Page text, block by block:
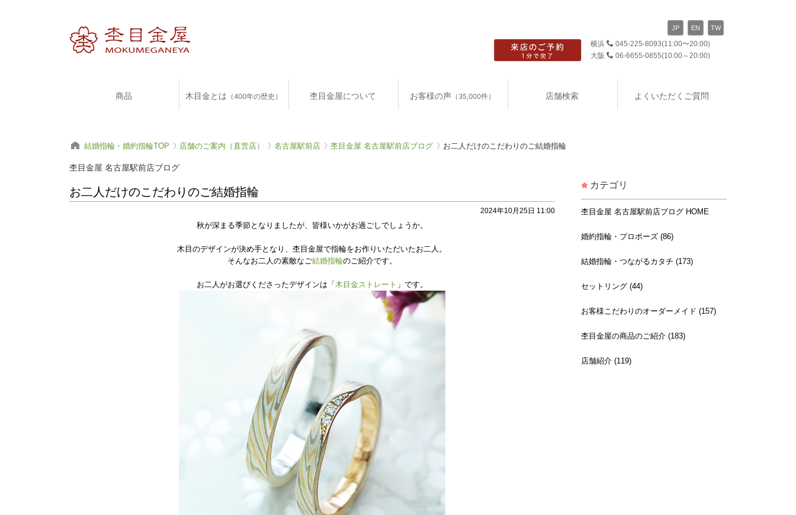
横浜 045-225-8093(11:00〜20:00)
大阪
06-6655-0855(10:00～20:00)
JP EN TW
商品 木目金とは （400年の歴史） 杢目金屋について お客様の声 （35,000件） 店舗検索 よくいただくご質問
結婚指輪・婚約指輪TOP 店舗のご案内（直営店） 名古屋駅前店 杢目金屋 名古屋駅前店ブログ お二人だけのこだわりのご結婚指輪
杢目金屋 名古屋駅前店ブログ
お二人だけのこだわりのご結婚指輪
2024年10月25日 11:00
秋が深まる季節となりましたが、皆様いかがお過ごしでしょうか。
木目のデザインが決め手となり、杢目金屋で指輪をお作りいただいたお二人。
そんなお二人の素敵なご結婚指輪のご紹介です。
お二人がお選びくださったデザインは「 木目金ストレート 」です。
カテゴリ
杢目金屋 名古屋駅前店ブログ HOME
婚約指輪・プロポーズ (86)
結婚指輪・つながるカタチ (173)
セットリング (44)
お客様こだわりのオーダーメイド (157)
杢目金屋の商品のご紹介 (183)
店舗紹介 (119)